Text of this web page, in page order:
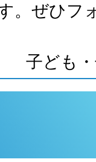
。ぜひフ
子ども